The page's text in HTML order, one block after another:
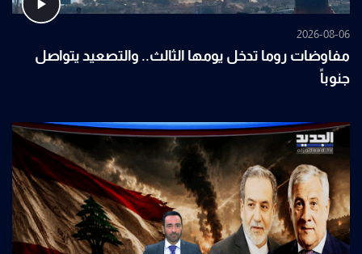
2026-08-06
مفاوضات روما تدخل يومها الثالث.. والتصعيد يتواصل
جنوباً